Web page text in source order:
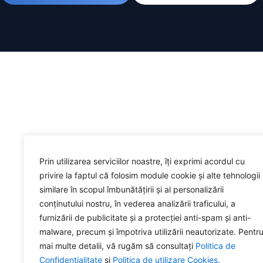
Prin utilizarea serviciilor noastre, îți exprimi acordul cu
privire la faptul că folosim module cookie și alte tehnologii
similare în scopul îmbunătățirii și al personalizării
conținutului nostru, în vederea analizării traficului, a
furnizării de publicitate și a protecției anti-spam și anti-
malware, precum și împotriva utilizării neautorizate. Pentru
mai multe detalii, vă rugăm să consultați Politica de
Confidențialitate și Politica de utilizare Cookies.